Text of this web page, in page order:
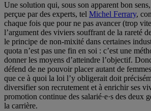
Une solution qui, sous son apparent bon
perçue par des experts, tel Michel Ferrary,
chaque fois que pour ne pas avancer (trop
l’argument des viviers souffrant de la rareté
le principe de non-mixité dans certaines
quota n’est pas une fin en soi : c’est une
donner les moyens d’atteindre l’objectif.
défend de ne pouvoir placer autant de
que ce à quoi la loi l’y obligerait doit
diversifier son recrutement et à enrichir ses
promotion continue des salarié·e·s des deux
la carrière.